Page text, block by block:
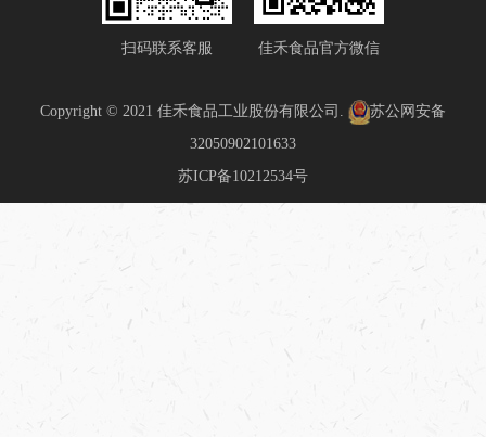
扫码联系客服 佳禾食品官方微信
Copyright © 2021 佳禾食品工业股份有限公司.
苏公网安备
32050902101633
苏ICP备10212534号